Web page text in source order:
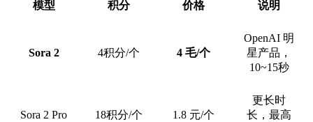
模型 积分 价格 说明
Sora 2 4积分/个 4 毛/个
OpenAI 明
星产品，
10~15秒
Sora 2 Pro 18积分/个 1.8 元/个
更长时
长，最高